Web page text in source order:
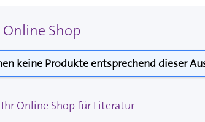
Shop
keine Produkte entsprechend dieser
Ihr Online Shop für Literatur